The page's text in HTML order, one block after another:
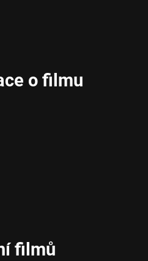
o filmu
filmů